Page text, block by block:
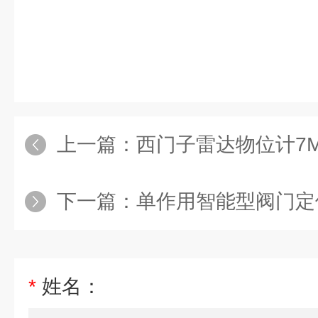
上一篇： 西门子雷达物位计
下一篇： 单作用智能型阀门定位器
* 姓名：